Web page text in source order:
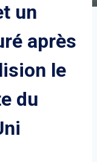
un
après
le
du